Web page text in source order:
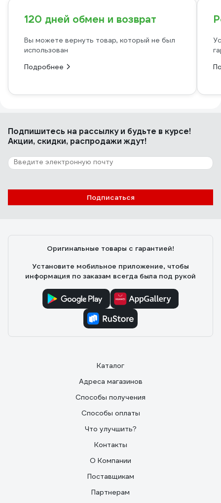
120 дней обмен и возврат
Вы можете вернуть товар, который не был
использован
Подробнее
Подпишитесь на рассылкуи будьте в курсе!
Акции, скидки, распродажи ждут!
Подписаться
Оригинальные товары с гарантией!
Установите мобильное приложение, чтобы
информация по заказам всегда была под рукой
Каталог
Адреса магазинов
Способы получения
Способы оплаты
Что улучшить?
Контакты
О Компании
Поставщикам
Партнерам